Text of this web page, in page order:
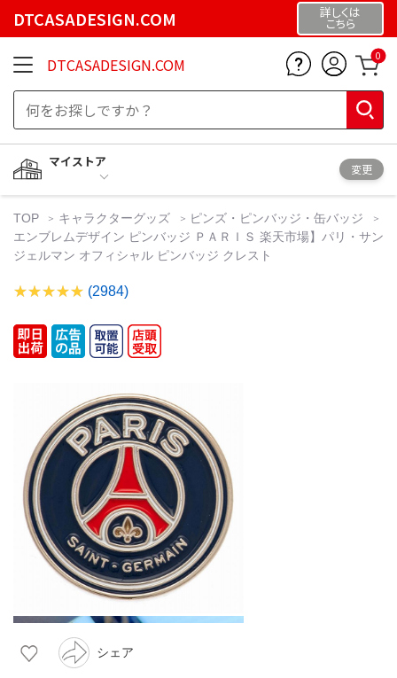
DTCASADESIGN.COM 詳しくは
こちら
DTCASADESIGN.COM 0
マイストア
変更
TOP キャラクターグッズ
ピンズ・ピンバッジ・缶バッジ
エンブレムデザイン ピンバッジ ＰＡＲＩＳ 楽天市場】パリ・サン
ジェルマン オフィシャル ピンバッジ クレスト
(2984)
シェア